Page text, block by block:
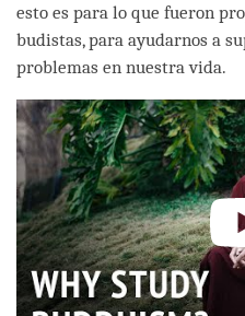
esto es para lo que fueron
budistas, para ayudarnos a
problemas en nuestra vida.